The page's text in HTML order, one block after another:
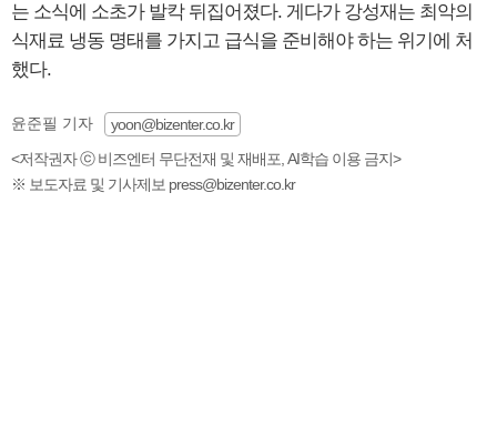
는 소식에 소초가 발칵 뒤집어졌다. 게다가 강성재는 최악의
식재료 냉동 명태를 가지고 급식을 준비해야 하는 위기에 처
했다.
윤준필 기자
yoon@bizenter.co.kr
<저작권자 ⓒ 비즈엔터 무단전재 및 재배포, AI학습 이용 금지>
※ 보도자료 및 기사제보 press@bizenter.co.kr